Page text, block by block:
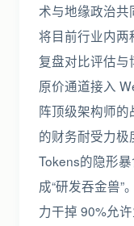
术与地缘政治共
将目前行业内两
复盘对比评估
原价通道接入
阵顶级架构师的
的财务耐受力
Tokens的隐形
成“研发吞金兽”
力干掉 90%允